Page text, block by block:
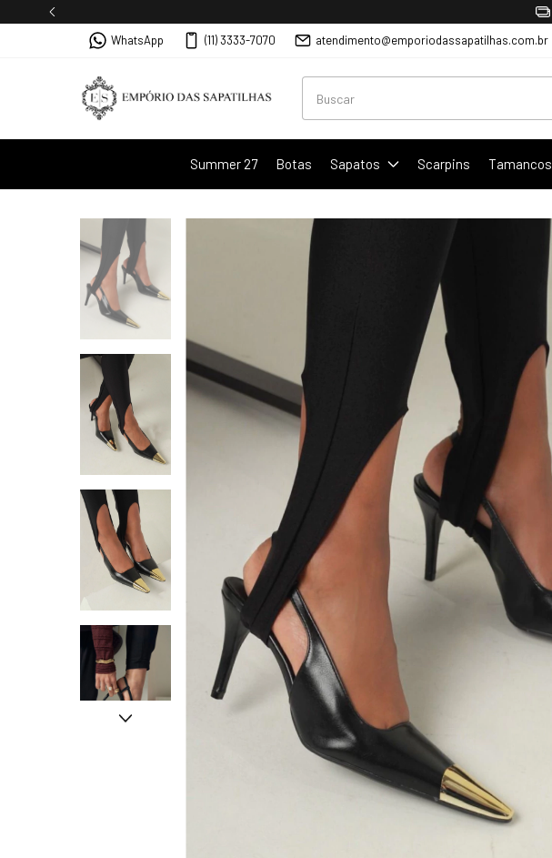
WhatsApp (11) 3333-7070 atendimento@emporiodassapatilhas.com.br
Summer 27 Botas Sapatos Scarpins Tamancos